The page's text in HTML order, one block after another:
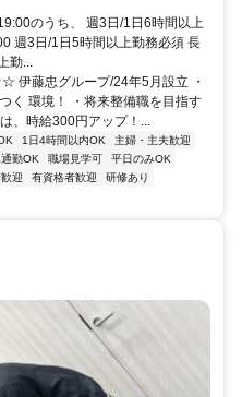
のうち、 週3日/1日6時間以上
週3日/1日5時間以上勤務必須 長
勤...
藤忠グループ/24年5月設立 ・
く 環境！ ・将来整備職を目指す
、時給300円アップ！...
1日4時間以内OK
主婦・主夫歓迎
勤OK 職場見学可
平日のみOK
迎 有資格者歓迎
研修あり